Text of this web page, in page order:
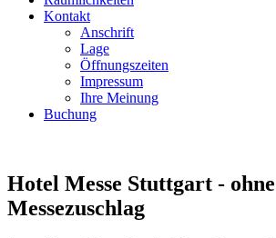
Kontakt
Anschrift
Lage
Öffnungszeiten
Impressum
Ihre Meinung
Buchung
Hotel Messe Stuttgart - ohne
Messezuschlag